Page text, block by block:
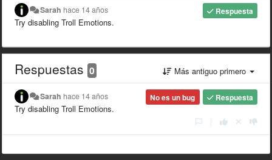
Respuesta
Sarah hace 14 años
Try disabling Troll Emotions.
Respuestas 0 Más antiguo primero
Respuesta
No es un bug
Sarah hace 14 años
Try disabling Troll Emotions.